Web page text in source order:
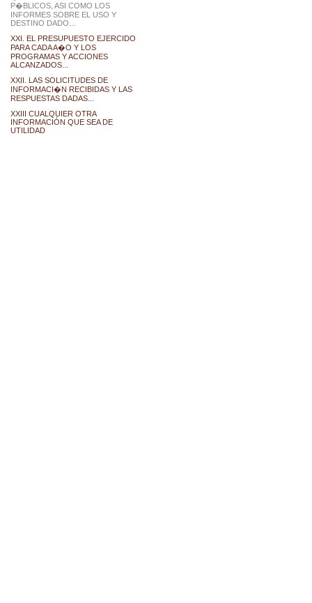
P�BLICOS, ASI COMO LOS
INFORMES SOBRE EL USO Y
DESTINO DADO...
XXI. EL PRESUPUESTO EJERCIDO
PARA CADA A�O Y LOS
PROGRAMAS Y ACCIONES
ALCANZADOS...
XXII. LAS SOLICITUDES DE
INFORMACI�N RECIBIDAS Y LAS
RESPUESTAS DADAS...
XXIII CUALQUIER OTRA
INFORMACIÓN QUE SEA DE
UTILIDAD